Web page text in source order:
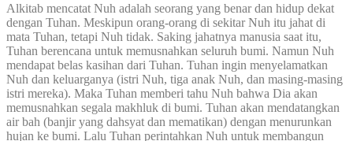
Alkitab mencatat Nuh adalah seorang yang benar dan hidup dekat
dengan Tuhan. Meskipun orang-orang di sekitar Nuh itu jahat di
mata Tuhan, tetapi Nuh tidak. Saking jahatnya manusia saat itu,
Tuhan berencana untuk memusnahkan seluruh bumi. Namun Nuh
mendapat belas kasihan dari Tuhan. Tuhan ingin menyelamatkan
Nuh dan keluarganya (istri Nuh, tiga anak Nuh, dan masing-masing
istri mereka). Maka Tuhan memberi tahu Nuh bahwa Dia akan
memusnahkan segala makhluk di bumi. Tuhan akan mendatangkan
air bah (banjir yang dahsyat dan mematikan) dengan menurunkan
hujan ke bumi. Lalu Tuhan perintahkan Nuh untuk membangun